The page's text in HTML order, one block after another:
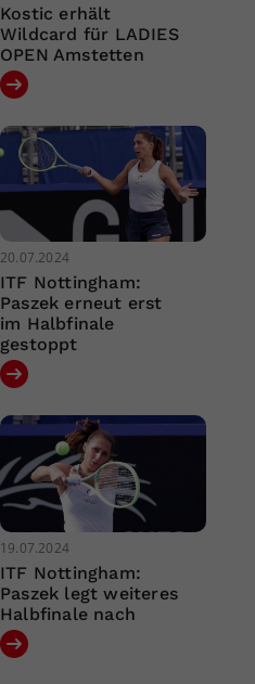
Kostic erhält
Wildcard für LADIES
OPEN Amstetten
20.07.2024
ITF Nottingham:
Paszek erneut erst
im Halbfinale
gestoppt
19.07.2024
ITF Nottingham:
Paszek legt weiteres
Halbfinale nach